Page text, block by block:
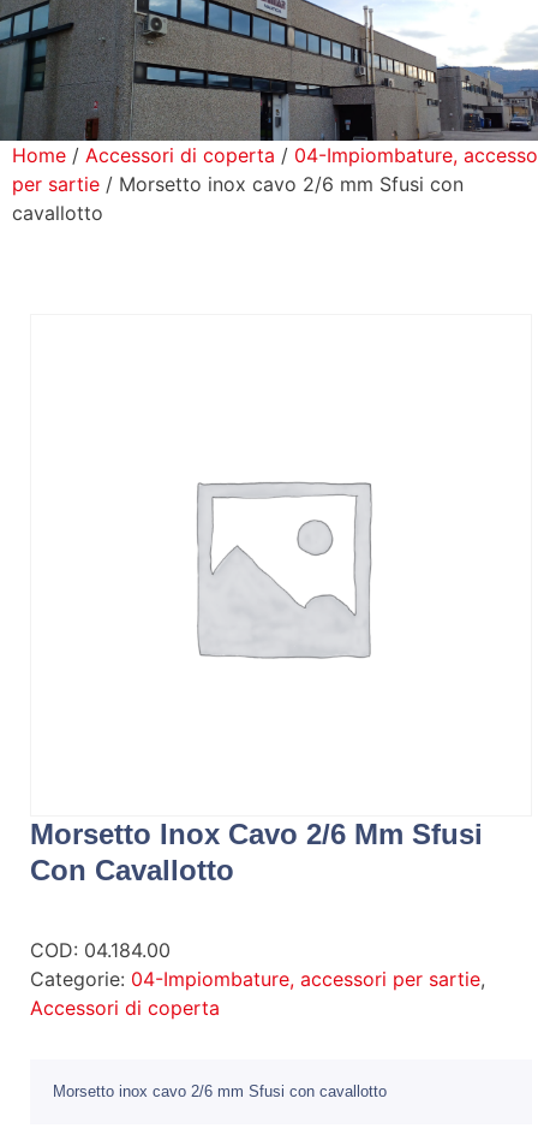
Prodotti
Home / Accessori di coperta / 04-Impiombature,
per sartie / Morsetto inox cavo 2/6 mm Sfusi con
cavallotto
Morsetto Inox Cavo 2/6 Mm Sfusi
Con Cavallotto
COD: 04.184.00
Categorie: 04-Impiombature, accessori per sartie,
Accessori di coperta
Morsetto inox cavo 2/6 mm Sfusi con cavallotto